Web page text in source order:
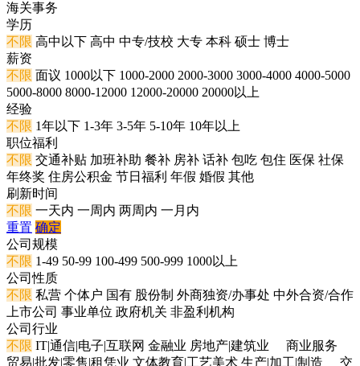
海关事务
学历
不限 高中以下 高中 中专/技校 大专 本科 硕士 博士
薪资
不限 面议 1000以下 1000-2000 2000-3000 3000-4000 4000-5000
5000-8000 8000-12000 12000-20000 20000以上
经验
不限 1年以下 1-3年 3-5年 5-10年 10年以上
职位福利
不限 交通补贴 加班补助 餐补 房补 话补 包吃 包住 医保 社保
年终奖 住房公积金 节日福利 年假 婚假 其他
刷新时间
不限 一天内 一周内 两周内 一月内
重置 确定
公司规模
不限 1-49 50-99 100-499 500-999 1000以上
公司性质
不限 私营 个体户 国有 股份制 外商独资/办事处 中外合资/合作
上市公司 事业单位 政府机关 非盈利机构
公司行业
不限 IT|通信|电子|互联网 金融业 房地产|建筑业
商业服务
贸易|批发|零售|租凭业 文体教育|工艺美术 生产|加工|制造
交